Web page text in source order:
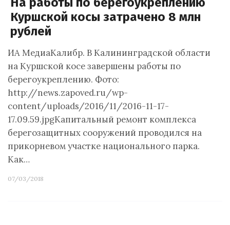
Куршской косы затрачено 8 млн
рублей
ИА МедиаКалибр. В Калининградской области
на Куршской косе завершены работы по
берегоукреплению. Фото:
http://news.zapoved.ru/wp-
content/uploads/2016/11/2016-11-17-
17.09.59.jpgКапитальный ремонт комплекса
берегозащитных сооружений проводился на
прикорневом участке национального парка.
Как…
07/03/2018